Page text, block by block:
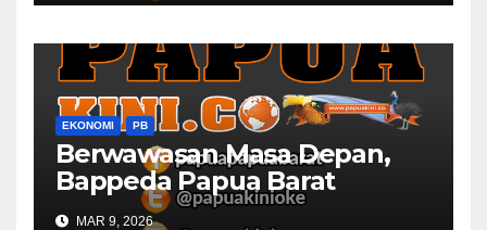
EKONOMI PB
Berwawasan Masa Depan,
Bappeda Papua Barat
Konsultasi Publik RKPD 2027
MAR 9, 2026